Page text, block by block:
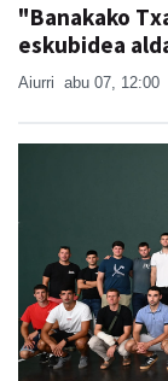
"Banakako
eskubidea
Aiurri abu 07, 12:00